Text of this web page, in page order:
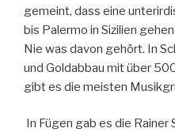
gemeint, dass eine
bis Palermo in Sizilien
Nie was davon gehört. In
und Goldabbau mit über
gibt es die meisten
In Fügen gab es die Rainer